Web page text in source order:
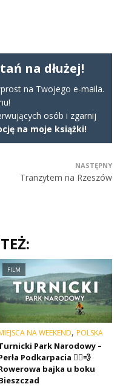
na dłużej!
na Twojego e-maila.
osób i zgarnij
na moje książki!
NASTĘPNY
Tranzytem na Rzeszów
FILM
NA WEEKEND, POLSKA
Park Narodowy –
Podkarpacia 🚴‍♂️💨
bajka u boku